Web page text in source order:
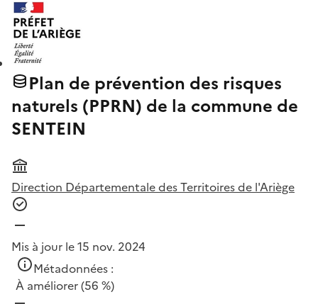
Plan de prévention des risques
naturels (PPRN) de la commune de
SENTEIN
Direction Départementale des Territoires de l'Ariège
Mis à jour le 15 nov. 2024
Métadonnées :
À améliorer(56 %)